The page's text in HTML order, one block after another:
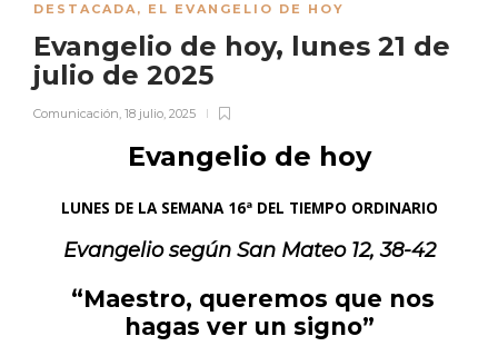
DESTACADA, EL EVANGELIO DE HOY
Evangelio de hoy, lunes 21 de
julio de 2025
Comunicación, 18 julio, 2025
Evangelio de hoy
LUNES DE LA SEMANA 16ª DEL TIEMPO ORDINARIO
Evangelio según San Mateo 12, 38-42
“Maestro, queremos que nos
hagas ver un signo”